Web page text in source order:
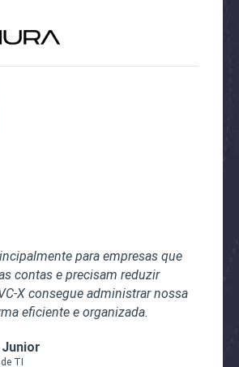
para empresas que
contas e precisam reduzir
X consegue administrar nossa
eficiente e organizada.
TI